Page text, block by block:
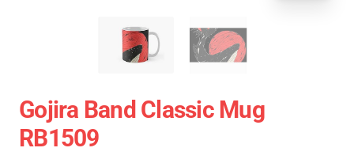
Gojira Band Classic Mug
RB1509